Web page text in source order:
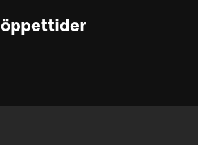
öppettider